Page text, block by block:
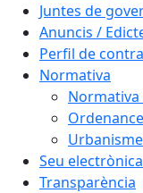
Juntes de
Anuncis /
Perfil de
Normativa
Normativa
Urbanisme
Seu electrònica
Transparència